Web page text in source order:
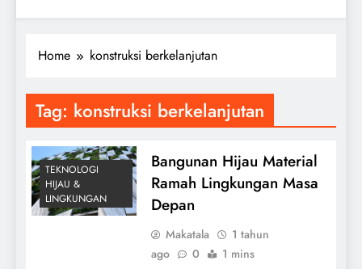
Home konstruksi berkelanjutan
Tag: konstruksi berkelanjutan
TEKNOLOGI
HIJAU &
LINGKUNGAN
Bangunan Hijau Material
Ramah Lingkungan Masa
Depan
Makatala
1 tahun
ago
0 1 mins